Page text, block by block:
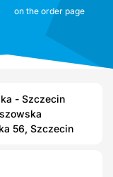
on the order page
- Szczecin
56, Szczecin